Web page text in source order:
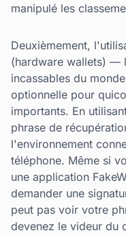
manipulé les
Deuxièmement,
(hardware wallets) —
incassables du
optionnelle pour
importants. En
phrase de
l'environnement
téléphone. Même si
une application
demander une
peut pas voir votre
devenez le videur du